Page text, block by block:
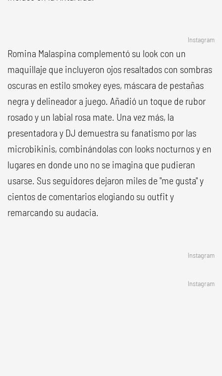
Instagram
Romina Malaspina complementó su look con un
maquillaje que incluyeron ojos resaltados con sombras
oscuras en estilo smokey eyes, máscara de pestañas
negra y delineador a juego. Añadió un toque de rubor
rosado y un labial rosa mate. Una vez más, la
presentadora y DJ demuestra su fanatismo por las
microbikinis, combinándolas con looks nocturnos y en
lugares en donde uno no se imagina que pudieran
usarse. Sus seguidores dejaron miles de "me gusta" y
cientos de comentarios elogiando su outfit y
remarcando su audacia.
Instagram
Instagram